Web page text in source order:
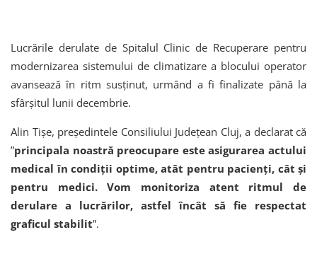
Lucrările derulate de Spitalul Clinic de Recuperare pentru
modernizarea sistemului de climatizare a blocului operator
avansează în ritm susținut, urmând a fi finalizate până la
sfârșitul lunii decembrie.
Alin Tișe, președintele Consiliului Județean Cluj, a declarat că
”principala noastră preocupare este asigurarea actului
medical în condiții optime, atât pentru pacienți, cât și
pentru medici. Vom monitoriza atent ritmul de
derulare a lucrărilor, astfel încât să fie respectat
graficul stabilit”.